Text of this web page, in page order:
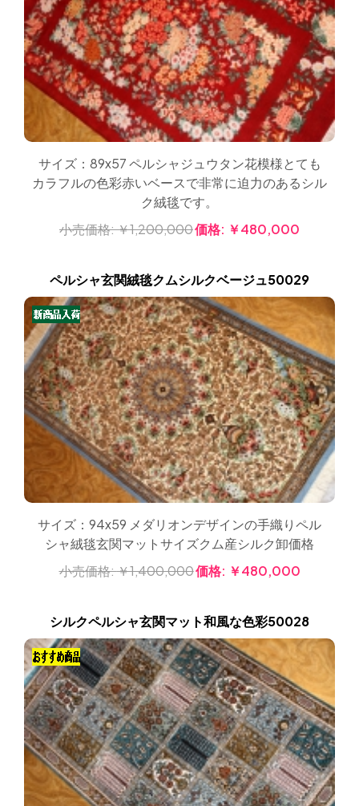
サイズ：89x57 ペルシャジュウタン花模様とても
カラフルの色彩赤いベースで非常に迫力のあるシル
ク絨毯です。
小売価格:￥1,200,000価格: ￥480,000
ペルシャ玄関絨毯クムシルクベージュ50029
サイズ：94x59 メダリオンデザインの手織りペル
シャ絨毯玄関マットサイズクム産シルク卸価格
小売価格:￥1,400,000価格: ￥480,000
シルクペルシャ玄関マット和風な色彩50028